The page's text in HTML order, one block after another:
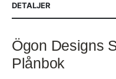
DETALJER
Ögon Designs
Plånbok